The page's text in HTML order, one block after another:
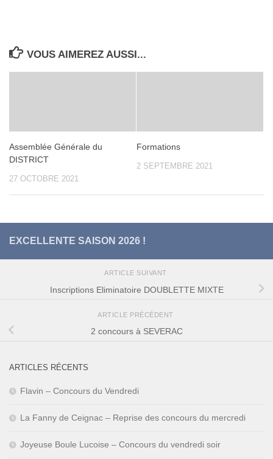
VOUS AIMEREZ AUSSI...
Assemblée Générale du
DISTRICT
27 OCTOBRE 2021
Formations
2 SEPTEMBRE 2021
EXCELLENTE SAISON 2026 !
ARTICLE SUIVANT
Inscriptions Eliminatoire DOUBLETTE MIXTE
ARTICLE PRÉCÉDENT
2 concours à SEVERAC
ARTICLES RÉCENTS
Flavin – Concours du Vendredi
La Fanny de Ceignac – Reprise des concours du mercredi
Joyeuse Boule Lucoise – Concours du vendredi soir